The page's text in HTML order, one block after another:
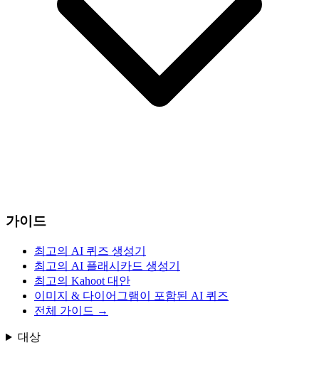
가이드
최고의 AI 퀴즈 생성기
최고의 AI 플래시카드 생성기
최고의 Kahoot 대안
이미지 & 다이어그램이 포함된 AI 퀴즈
전체 가이드 →
대상